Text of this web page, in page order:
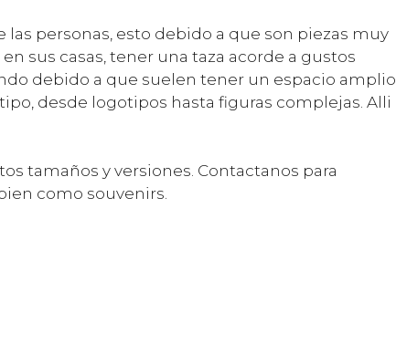
personas, esto debido a que son piezas muy
sus casas, tener una taza acorde a gustos
debido a que suelen tener un espacio amplio
desde logotipos hasta figuras complejas. Alli
tamaños y versiones. Contactanos para
como souvenirs.